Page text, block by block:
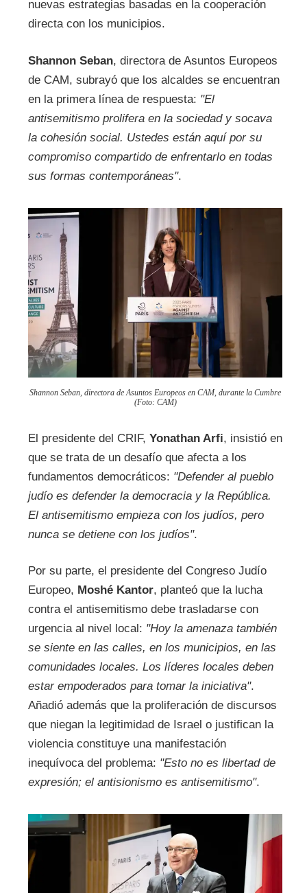
nuevas estrategias basadas en la cooperación
directa con los municipios.
Shannon Seban, directora de Asuntos Europeos
de CAM, subrayó que los alcaldes se encuentran
en la primera línea de respuesta: "El
antisemitismo prolifera en la sociedad y socava
la cohesión social. Ustedes están aquí por su
compromiso compartido de enfrentarlo en todas
sus formas contemporáneas".
Shannon Seban, directora de Asuntos Europeos en CAM, durante la Cumbre
(Foto: CAM)
El presidente del CRIF, Yonathan Arfi, insistió en
que se trata de un desafío que afecta a los
fundamentos democráticos: "Defender al pueblo
judío es defender la democracia y la República.
El antisemitismo empieza con los judíos, pero
nunca se detiene con los judíos".
Por su parte, el presidente del Congreso Judío
Europeo, Moshé Kantor, planteó que la lucha
contra el antisemitismo debe trasladarse con
urgencia al nivel local: "Hoy la amenaza también
se siente en las calles, en los municipios, en las
comunidades locales. Los líderes locales deben
estar empoderados para tomar la iniciativa".
Añadió además que la proliferación de discursos
que niegan la legitimidad de Israel o justifican la
violencia constituye una manifestación
inequívoca del problema: "Esto no es libertad de
expresión; el antisionismo es antisemitismo".